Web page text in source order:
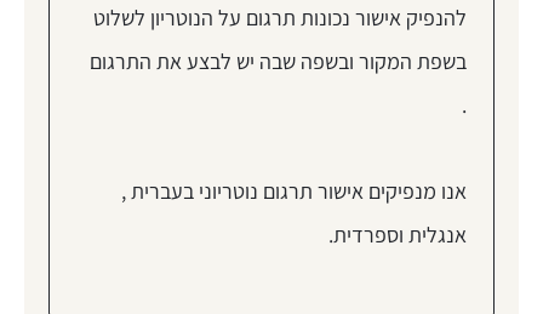
להנפיק אישור נכונות תרגום על הנוטריון לשלוט
בשפת המקור ובשפה שבה יש לבצע את התרגום
.
אנו מנפיקים אישור תרגום נוטריוני בעברית ,
אנגלית וספרדית.